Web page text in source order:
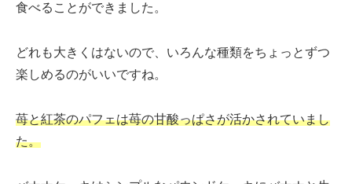
食べることができました。
どれも大きくはないので、いろんな種類をちょっとずつ
楽しめるのがいいですね。
苺と紅茶のパフェは苺の甘酸っぱさが活かされていまし
た。